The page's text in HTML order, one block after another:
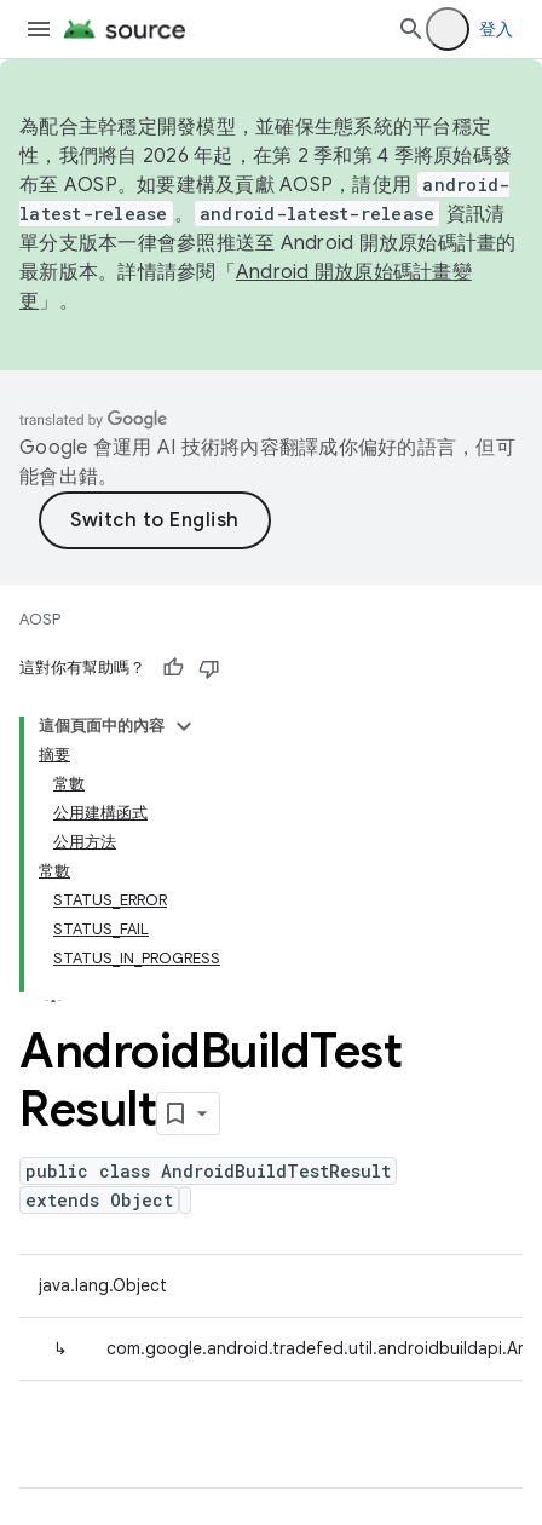
登入
為配合主幹穩定開發模型，並確保生態系統的平台穩定
性，我們將自 2026 年起，在第 2 季和第 4 季將原始碼發
布至 AOSP。如要建構及貢獻 AOSP，請使用 android-
latest-release 。 android-latest-release
資訊清
單分支版本一律會參照推送至 Android 開放原始碼計畫的
最新版本。詳情請參閱「 Android 開放原始碼計畫變
更 」。
Google 會運用 AI 技術將內容翻譯成你偏好的語言，但可
能會出錯。
AOSP
這對你有幫助嗎？
這個頁面中的內容
摘要
常數
公用建構函式
公用方法
常數
STATUS_ERROR
STATUS_FAIL
STATUS_IN_PROGRESS
AndroidBuildTest
Result
public class AndroidBuildTestResult
extends Object
java.lang.Object
↳